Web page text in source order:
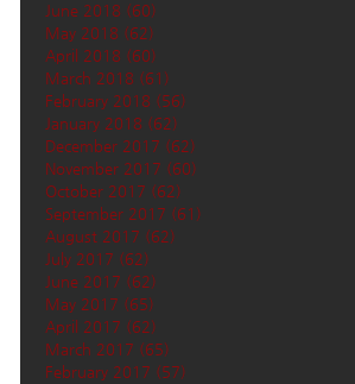
June 2018 (60)
May 2018 (62)
April 2018 (60)
March 2018 (61)
February 2018 (56)
January 2018 (62)
December 2017 (62)
November 2017 (60)
October 2017 (62)
September 2017 (61)
August 2017 (62)
July 2017 (62)
June 2017 (62)
May 2017 (65)
April 2017 (62)
March 2017 (65)
February 2017 (57)